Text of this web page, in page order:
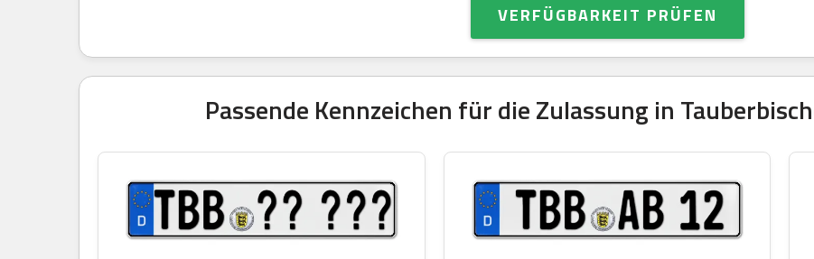
VERFÜGBARKEIT PRÜFEN
Passende Kennzeichen für die Zulassung in